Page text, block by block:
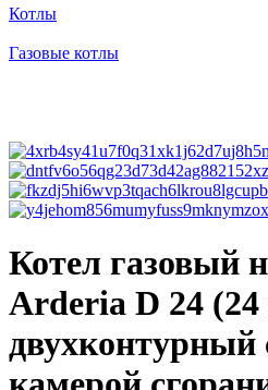
Котлы
Газовые котлы
Котел газовый
Arderia D 24
двухконтурный